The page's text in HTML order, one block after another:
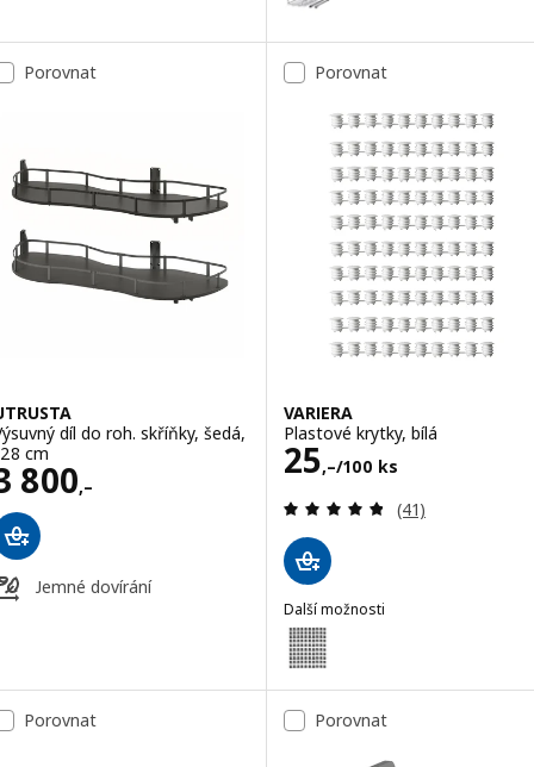
Porovnat
díl do roh. skříňky, šedá,
cm
800,–
3800,–
Jemné dovírání
Porovnat
VARIERA
Plastové krytky, bílá
25,–/100 ks
Cena 25,–/100
Recenze: 4.8 z
(41)
Další možnosti
VARIERA
Možnost: VARIERA, Plastové
Porovnat Porovnat